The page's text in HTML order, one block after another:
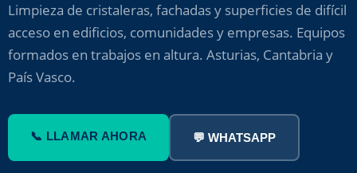
Limpieza de cristaleras, fachadas y superficies de difícil
acceso en edificios, comunidades y empresas. Equipos
formados en trabajos en altura. Asturias, Cantabria y
País Vasco.
📞 LLAMAR AHORA 💬 WHATSAPP